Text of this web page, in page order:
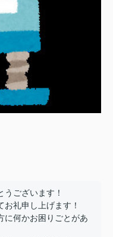
ございます！
お礼申し上げます！
に何かお困りごとがあ